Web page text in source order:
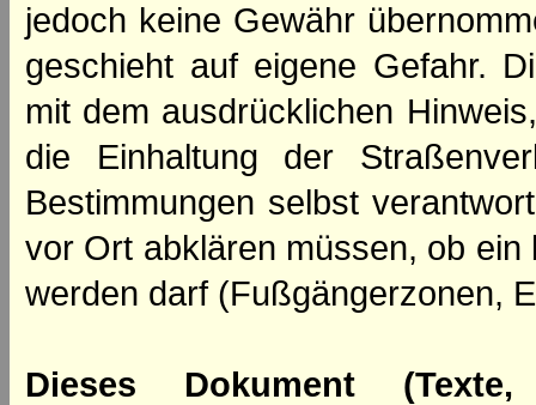
jedoch keine Gewähr
geschieht auf eigene Gefahr.
mit dem ausdrücklichen
die Einhaltung der
Bestimmungen selbst
vor Ort abklären müssen, ob
werden darf (Fußgängerzonen,
Dieses Dokument